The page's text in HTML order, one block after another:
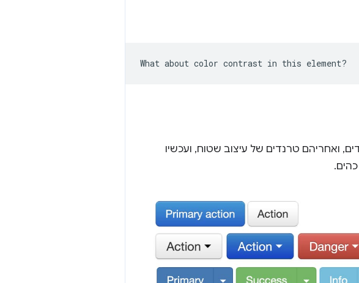
ואחריהם טרנדים של עיצוב שטוח, ועכשיו